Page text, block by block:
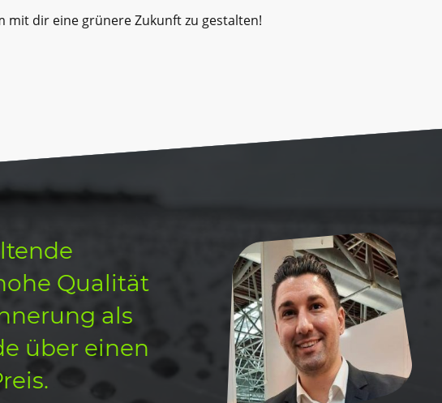
mit dir eine grünere Zukunft zu gestalten!
Qualität
als
über einen